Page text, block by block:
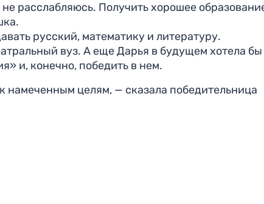
расслабляюсь. Получить хорошее
русский, математику и литературу.
вуз. А еще Дарья в будущем хотела бы
и, конечно, победить в нем.
целям, — сказала победительница